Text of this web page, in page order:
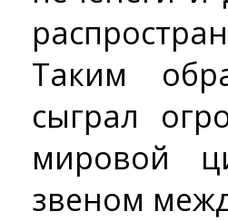
Таким
сыграл
мировой
звеном